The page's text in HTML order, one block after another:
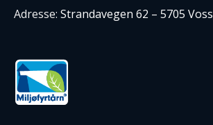
Adresse: Strandavegen 62 – 5705 Voss